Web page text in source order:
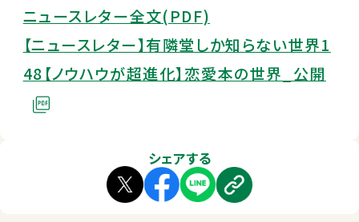
ニュースレター全文(PDF)
【ニュースレター】有隣堂しか知らない世界1
48【ノウハウが超進化】恋愛本の世界_公開
シェアする